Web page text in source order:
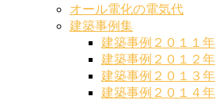
オール電化の電気代
建築事例集
建築事例２０１１年
建築事例２０１２年
建築事例２０１３年
建築事例２０１４年